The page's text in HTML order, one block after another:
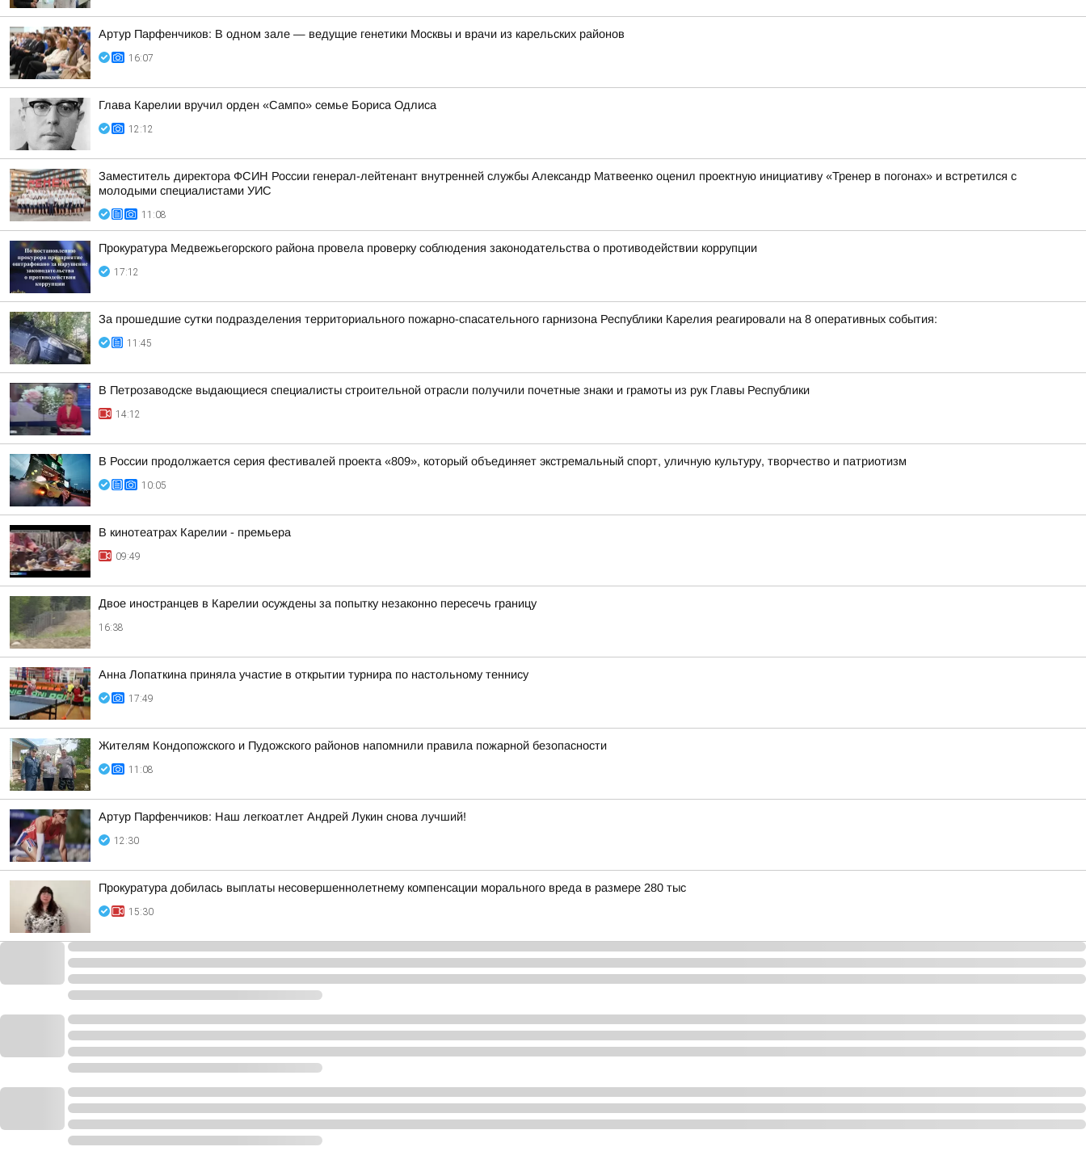
Артур Парфенчиков: В одном зале — ведущие генетики Москвы и врачи из карельских районов
16:07
Глава Карелии вручил орден «Сампо» семье Бориса Одлиса
12:12
Заместитель директора ФСИН России генерал-лейтенант внутренней службы Александр Матвеенко оценил проектную инициативу «Тренер в погонах» и встретился с
молодыми специалистами УИС
11:08
Прокуратура Медвежьегорского района провела проверку соблюдения законодательства о противодействии коррупции
17:12
За прошедшие сутки подразделения территориального пожарно-спасательного гарнизона Республики Карелия реагировали на 8 оперативных события:
11:45
В Петрозаводске выдающиеся специалисты строительной отрасли получили почетные знаки и грамоты из рук Главы Республики
14:12
В России продолжается серия фестивалей проекта «809», который объединяет экстремальный спорт, уличную культуру, творчество и патриотизм
10:05
В кинотеатрах Карелии - премьера
09:49
Двое иностранцев в Карелии осуждены за попытку незаконно пересечь границу
16:38
Анна Лопаткина приняла участие в открытии турнира по настольному теннису
17:49
Жителям Кондопожского и Пудожского районов напомнили правила пожарной безопасности
11:08
Артур Парфенчиков: Наш легкоатлет Андрей Лукин снова лучший!
12:30
Прокуратура добилась выплаты несовершеннолетнему компенсации морального вреда в размере 280 тыс
15:30